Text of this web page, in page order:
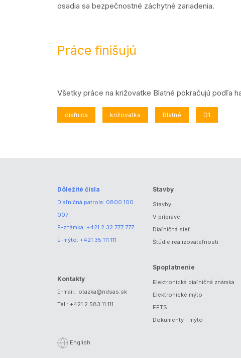
osadia sa bezpečnostné záchytné zariadenia.
Práce finišujú
Všetky práce na križovatke Blatné pokračujú podľa
diaľnica križovatka Blatné D1
Dôležité čísla
Diaľničná patrola: 0800 100
007
E-známka: +421 2 32 777 777
E-mýto: +421 35 111 111
Kontakty
E-mail.: otazka@ndsas.sk
Tel.: +421 2 583 11 111
English
Stavby
Stavby
V príprave
Diaľničná sieť
Štúdie realizovateľnosti
Spoplatnenie
Elektronická diaľničná známka
Elektronické mýto
EETS
Dokumenty - mýto